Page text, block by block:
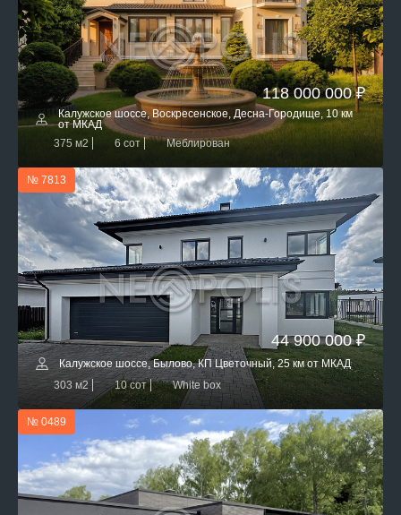
118 000 000 ₽
Калужское шоссе, Воскресенское, Десна-Городище, 10 км
от МКАД
375 м2
6 сот Меблирован
№ 7813
44 900 000 ₽
Калужское шоссе, Былово, КП Цветочный, 25 км от МКАД
303 м2
10 сот White box
№ 0489